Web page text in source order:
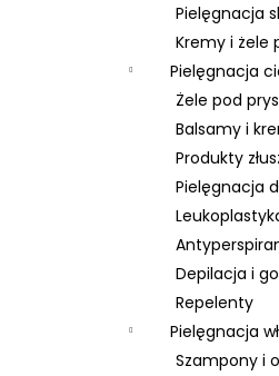
Pielęgnacja
Kremy i żele
Pielęgnacja
Żele pod
Balsamy i
Produkty
Pielęgnacja
Depilacja i
Repelenty
Pielęgnacja
Szampony i